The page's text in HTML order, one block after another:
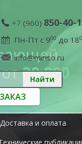
+7 (960) 850-40-
Пн-Пт с 900до 18
info@miriso.ru
Доставка и оплата
20 000